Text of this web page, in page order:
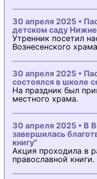
30 апреля 2025 •
детском саду
Утренник посетил
Вознесенского
30 апреля 2025 •
состоялся в школе
На праздник был
местного храма.
30 апреля 2025 • В
завершилась
книгу"
Акция проходила в
православной книги.